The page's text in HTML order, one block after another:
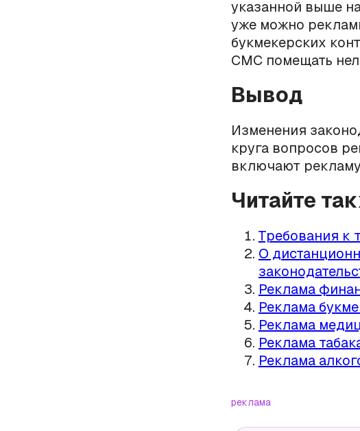
указанной выше
уже можно
букмекерских
СМС помещать
Вывод
Изменения
круга вопросов
включают
Читайте
Требования к
О
Реклама
Реклама
Реклама
Реклама
Реклама
реклама